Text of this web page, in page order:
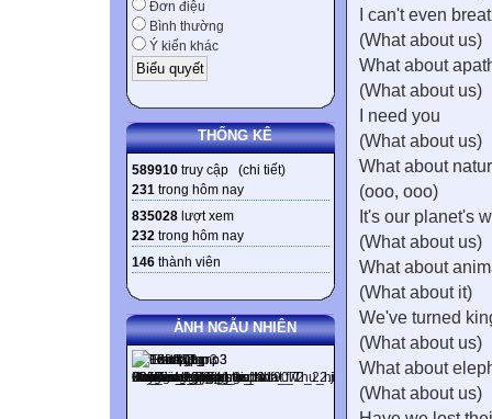
Đơn điệu
Bình thường
Ý kiến khác
THỐNG KÊ
589910 truy cập (chi tiết)
231 trong hôm nay
835028 lượt xem
232 trong hôm nay
146 thành viên
ẢNH NGẪU NHIÊN
I can't even
(What about us)
What about
(What about us)
I need you
(What about us)
What about
(ooo, ooo)
It's our planet's
(What about us)
What about
(What about it)
We've turned
(What about us)
What about
(What about us)